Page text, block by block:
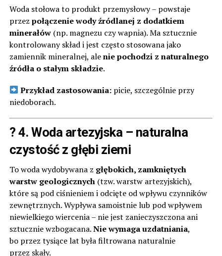
Woda stołowa to produkt przemysłowy – powstaje
przez połączenie wody źródlanej z dodatkiem
minerałów(np. magnezu czy wapnia). Ma sztucznie
kontrolowany skład i jest często stosowana jako
zamiennik mineralnej, alenie pochodzi z naturalnego
źródła o stałym składzie.
Przykład zastosowania:picie, szczególnie przy
niedoborach.
? 4.Woda artezyjska – naturalna
czystość z głębi ziemi
To woda wydobywana z głębokich, zamkniętych
warstw geologicznych(tzw. warstw artezyjskich),
które są pod ciśnieniem i odcięte od wpływu czynników
zewnętrznych. Wypływa samoistnie lub pod wpływem
niewielkiego wiercenia – nie jest zanieczyszczona ani
sztucznie wzbogacana.Nie wymaga uzdatniania,
bo przez tysiące lat była filtrowana naturalnie
przez skały.